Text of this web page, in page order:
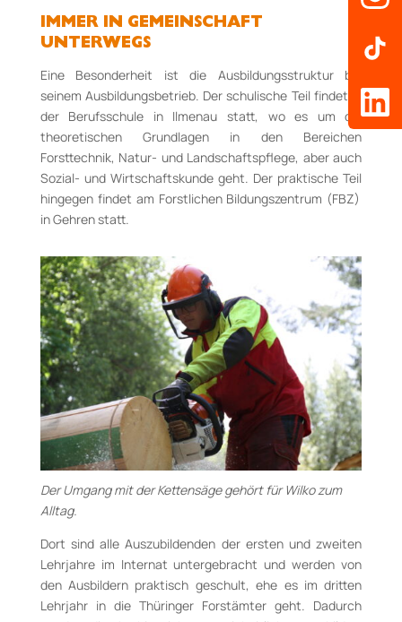
IMMER IN GEMEINSCHAFT
UNTERWEGS
Eine Besonderheit ist die Ausbildungsstruktur bei
seinem Ausbildungsbetrieb. Der schulische Teil findet in
der Berufsschule in Ilmenau statt,
wo es um die
theoretischen Grundlagen in den Bereichen
Forsttechnik, Natur- und Landschaftspflege, aber auch
Sozial- und Wirtschaftskunde geht. Der praktische Teil
hingegenfindet am Forstlichen Bildungszentrum (FBZ)
in Gehrenstatt.
Der Umgang mit der Kettensäge gehört für Wilko zum
Alltag.
Dort sind alle Auszubildenden der ersten und zweiten
Lehrjahre im Internat untergebracht und werden von
den Ausbildern praktisch geschult, ehe es im dritten
Lehrjahr in die Thüringer Forstämter geht. Dadurch